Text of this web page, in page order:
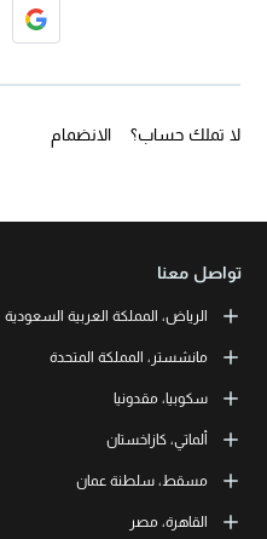
لا تملك حساب؟ الانضمام
تواصل معنا
الرياض، المملكة العربية السعودية
Experts Institute for Training
طريق الملك فهد، حي الرحمانية،
+966 11 464 4865
مانشستر، المملكة المتحدة
L3RN New Skills Co.
Office No. 2, 34 Station Road
England M41 9JQ UK
+44 (0) 1615138133
سكوبيا، مقدونيا
L3RN dooel
Sandevo 1000 Skopje, MKD
ألماتي، كازاخستان
Training and Development
office 3 050000 Almaty, KAZ
مسقط، سلطنة عمان
LEORON Training Institute
No. 4560, Office No. 215, Al
القاهرة، مصر